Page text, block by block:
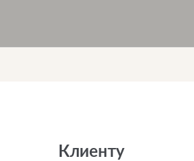
Клиенту